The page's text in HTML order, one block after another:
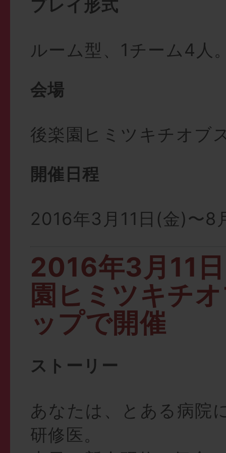
プレイ形式
ルーム型、1チーム4人
会場
後楽園ヒミツキチオブ
開催日程
2016年3月11日(金)〜8
2016年3月11
園ヒミツキチ
ップで開催
ストーリー
あなたは、とある病院
研修医。